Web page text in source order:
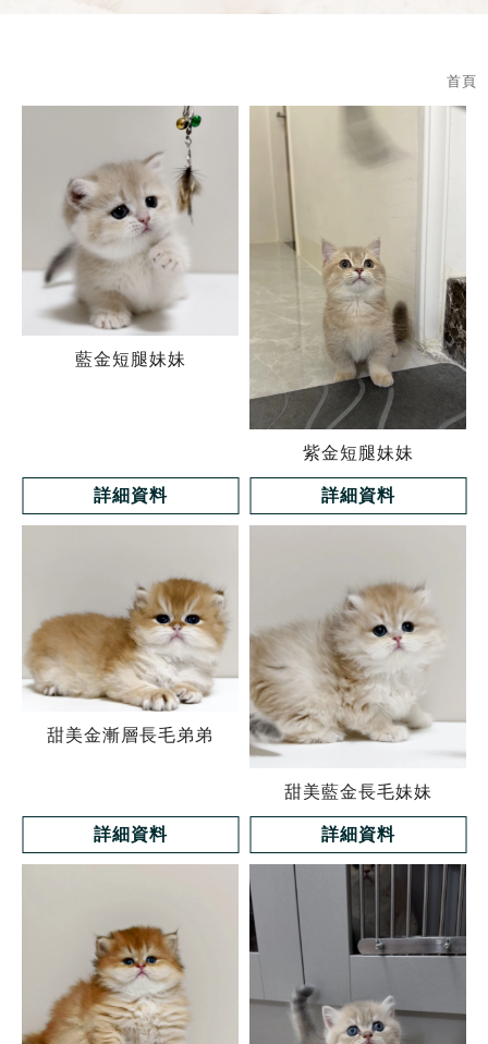
首頁
藍金短腿妹妹
詳細資料
紫金短腿妹妹
詳細資料
甜美金漸層長毛弟弟
詳細資料
甜美藍金長毛妹妹
詳細資料